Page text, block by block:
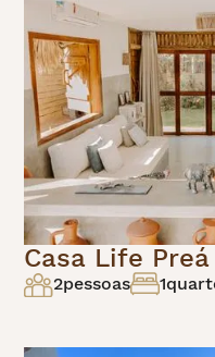
Casa Life Preá
2pessoas 1